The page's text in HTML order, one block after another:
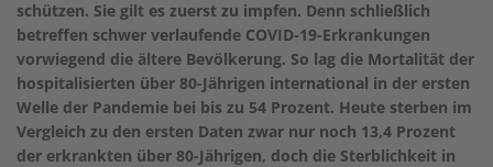
schützen. Sie gilt es zuerst zu impfen. Denn schließlich
betreffen schwer verlaufende COVID-19-Erkrankungen
vorwiegend die ältere Bevölkerung. So lag die Mortalität der
hospitalisierten über 80-Jährigen international in der ersten
Welle der Pandemie bei bis zu 54 Prozent. Heute sterben im
Vergleich zu den ersten Daten zwar nur noch 13,4 Prozent
der erkrankten über 80-Jährigen, doch die Sterblichkeit in